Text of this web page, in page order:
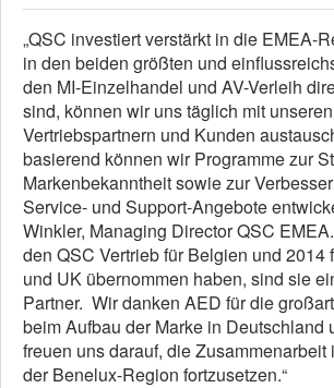
„QSC investiert verstärkt in die EMEA-
in den beiden größten und
den MI-Einzelhandel und AV-Verleih
sind, können wir uns täglich mit unseren
Vertriebspartnern und Kunden
basierend können wir Programme zur
Markenbekanntheit sowie zur
Service- und Support-Angebote
Winkler, Managing Director QSC
den QSC Vertrieb für Belgien und 2014
und UK übernommen haben, sind sie
Partner. Wir danken AED für die
beim Aufbau der Marke in Deutschland
freuen uns darauf, die Zusammenarbeit
der Benelux-Region fortzusetzen.“